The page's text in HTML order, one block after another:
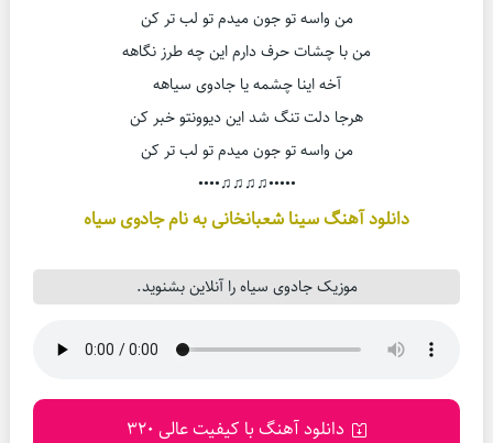
من واسه تو جون میدم تو لب تر کن
من با چشات حرف دارم این چه طرز نگاهه
آخه اینا چشمه یا جادوی سیاهه
هرجا دلت تنگ شد این دیوونتو خبر کن
من واسه تو جون میدم تو لب تر کن
•••••♫♫♫♫••••
دانلود آهنگ سینا شعبانخانی به نام جادوی سیاه
موزیک جادوی سیاه را آنلاین بشنوید.
دانلود آهنگ با کیفیت عالی 320